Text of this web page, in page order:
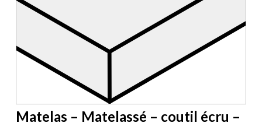
Matelas – Matelassé – coutil écru –